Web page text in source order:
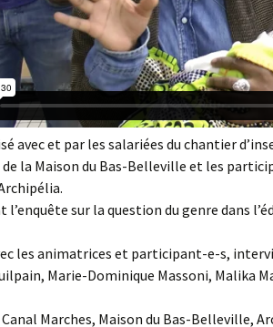
avec et par les salariées du chantier
la Maison du Bas-Belleville et les
l’enquête sur la question du genre dans
les animatrices et participant-e-s,
Marie-Dominique Massoni, Malika
Marches, Maison du Bas-Belleville,